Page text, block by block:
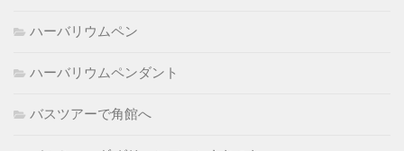
ハーバリウムペン
ハーバリウムペンダント
バスツアーで角館へ